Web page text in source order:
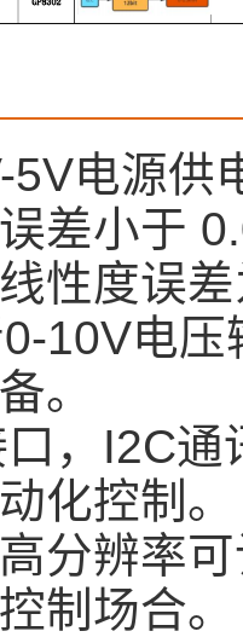
5V电源供
差小于
性度误
10V电
。
，I2C
化控制。
分辨率
制场合。